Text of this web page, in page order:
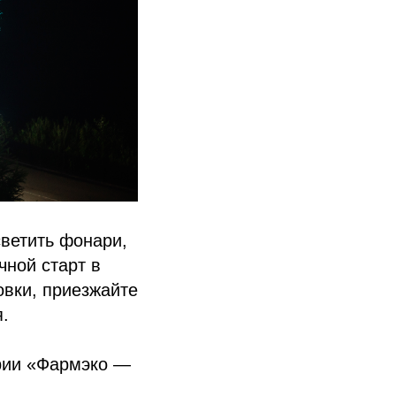
фонари,
старт в
приезжайте
«Фармэко —